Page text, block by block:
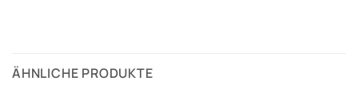
ÄHNLICHE PRODUKTE